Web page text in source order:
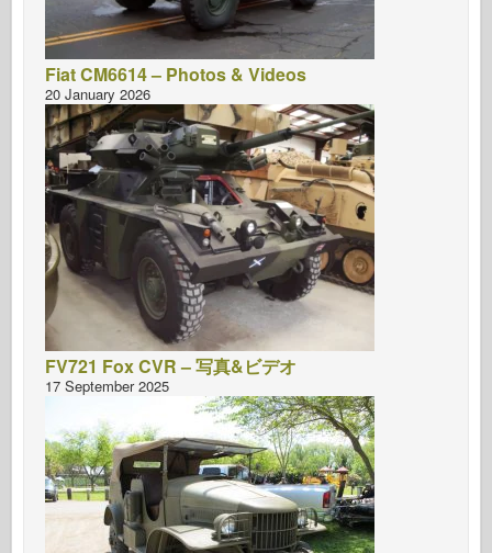
Fiat CM6614 – Photos & Videos
20 January 2026
FV721 Fox CVR – 写真&ビデオ
17 September 2025